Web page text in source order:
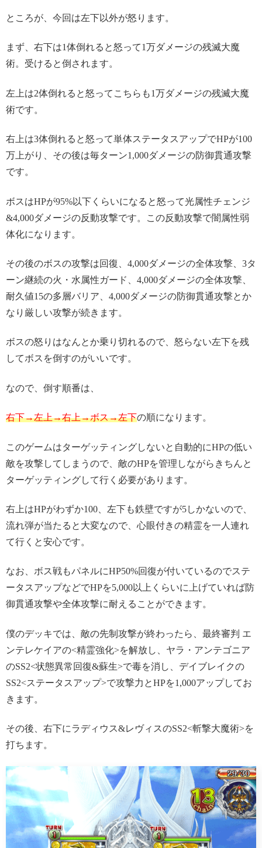
ところが、今回は左下以外が怒ります。
まず、右下は1体倒れると怒って1万ダメージの残滅大魔
術。受けると倒されます。
左上は2体倒れると怒ってこちらも1万ダメージの残滅大魔
術です。
右上は3体倒れると怒って単体ステータスアップでHPが100
万上がり、その後は毎ターン1,000ダメージの防御貫通攻撃
です。
ボスはHPが95%以下くらいになると怒って光属性チェンジ
&4,000ダメージの反動攻撃です。この反動攻撃で闇属性弱
体化になります。
その後のボスの攻撃は回復、4,000ダメージの全体攻撃、3タ
ーン継続の火・水属性ガード、4,000ダメージの全体攻撃、
耐久値15の多層バリア、4,000ダメージの防御貫通攻撃とか
なり厳しい攻撃が続きます。
ボスの怒りはなんとか乗り切れるので、怒らない左下を残
してボスを倒すのがいいです。
なので、倒す順番は、
右下→左上→右上→ボス→左下の順になります。
このゲームはターゲッティングしないと自動的にHPの低い
敵を攻撃してしまうので、敵のHPを管理しながらきちんと
ターゲッティングして行く必要があります。
右上はHPがわずか100、左下も鉄壁ですが5しかないので、
流れ弾が当たると大変なので、心眼付きの精霊を一人連れ
て行くと安心です。
なお、ボス戦もパネルにHP50%回復が付いているのでステ
ータスアップなどでHPを5,000以上くらいに上げていれば防
御貫通攻撃や全体攻撃に耐えることができます。
僕のデッキでは、敵の先制攻撃が終わったら、最終審判 エ
ンテレケイアの<精霊強化>を解放し、ヤラ・アンテゴニア
のSS2<状態異常回復&蘇生>で毒を消し、デイブレイクの
SS2<ステータスアップ>で攻撃力とHPを1,000アップしてお
きます。
その後、右下にラディウス&レヴィスのSS2<斬撃大魔術>を
打ちます。